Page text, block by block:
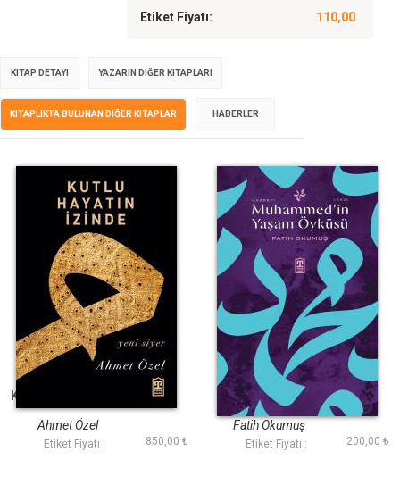
Etiket Fiyatı: 110,00
KITAP DETAYI YAZARIN DIĞER KITAPLARI
KITAPLIKTA BULUNAN DIĞER KITAPLAR HABERLER
Kutlu Hayatın İzinde
Ahmet Özel
Etiket Fiyatı : 850,00 ₺
Hz Muhammedin
Yaşam Öyküsü
Fatih Okumuş
Etiket Fiyatı : 200,00 ₺